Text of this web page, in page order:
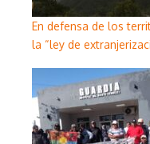
En defensa de los
la “ley de